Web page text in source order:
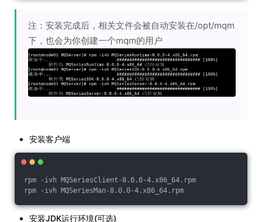
注：安装完成后，相关文件会被自动安装在/opt/mqm
下，也会为你创建一个mqm的用户
安装客户端
rpm -ivh MQSeriesClient-8.0.0-4.x86_64.rpm
rpm -ivh MQSeriesMan-8.0.0-4.x86_64.rpm
安装JDK运行环境(可选)